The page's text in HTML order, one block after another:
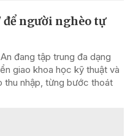
để người nghèo tự
đang tập trung đa dạng
giao khoa học kỹ thuật và
thu nhập, từng bước thoát